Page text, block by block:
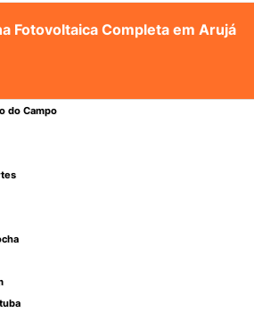
Fotovoltaica Completa em Arujá
do Campo